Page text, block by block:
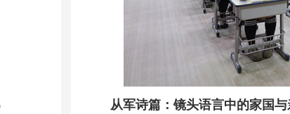
从军诗篇：镜头语言中的家国